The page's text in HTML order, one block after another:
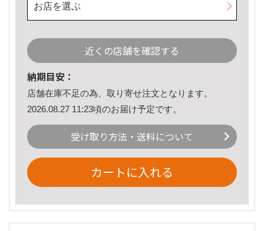
お店を選ぶ
近くの店舗を確認する
納期目安：
店舗在庫不足の為、取り寄せ注文となります。
2026.08.27 11:23頃のお届け予定です。
受け取り方法・送料について
カートに入れる